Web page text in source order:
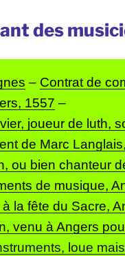
des
– Contrat de
1557 –
joueur de luth,
de Marc
ou bien chanteur
de musique,
la fête du Sacre,
venu à Angers
loue